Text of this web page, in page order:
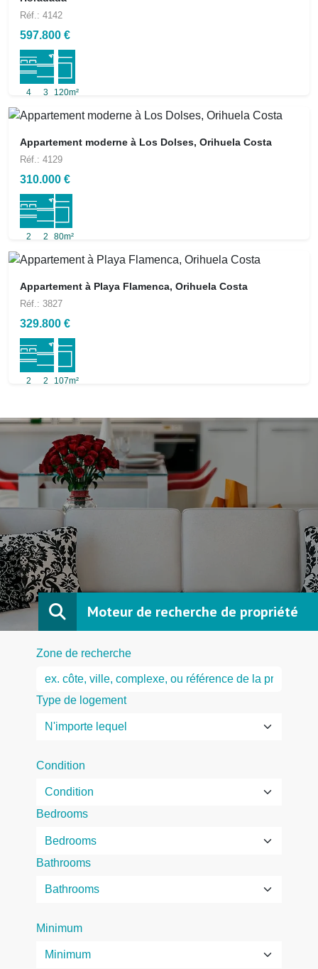
Réf.: 4142
597.800 €
4 3 120m²
Appartement moderne à Los Dolses, Orihuela Costa
Réf.: 4129
310.000 €
2 2 80m²
Appartement à Playa Flamenca, Orihuela Costa
Réf.: 3827
329.800 €
2 2 107m²
Moteur de recherche de propriété
Zone de recherche
Type de logement
Condition
Bedrooms
Bathrooms
Minimum